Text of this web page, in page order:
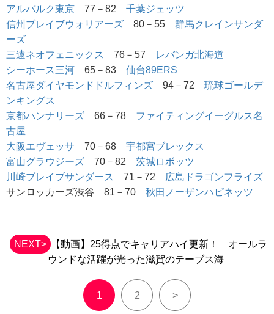
アルバルク東京 77－82 千葉ジェッツ
信州ブレイブウォリアーズ 80－55 群馬クレインサンダ
ーズ
三遠ネオフェニックス
76－57
レバンガ北海道
シーホース三河 65－83 仙台89ERS
名古屋ダイヤモンドドルフィンズ 94－72 琉球ゴールデ
ンキングス
京都ハンナリーズ 66－78 ファイティングイーグルス名
古屋
大阪エヴェッサ 70－68 宇都宮ブレックス
富山グラウジーズ 70－82 茨城ロボッツ
川崎ブレイブサンダース
71－72
広島ドラゴンフライズ
サンロッカーズ渋谷 81－70 秋田ノーザンハピネッツ
NEXT>
【動画】25得点でキャリアハイ更新！ オールラ
ウンドな活躍が光った滋賀のテーブス海
1 2 >